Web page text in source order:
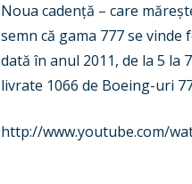
Noua cadență – care
semn că gama 777 se
dată în anul 2011, de la 5
livrate 1066 de Boeing-uri
http://www.youtube.com/